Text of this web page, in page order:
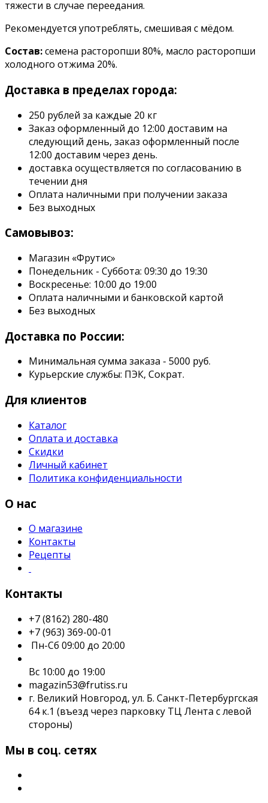
тяжести в случае переедания.
Рекомендуется употреблять, смешивая с мёдом.
Состав:семена расторопши 80%, масло расторопши
холодного отжима 20%.
Доставка в пределах города:
250 рублей за каждые 20 кг
Заказ оформленный до 12:00 доставим на
следующий день, заказ оформленный после
12:00 доставим через день.
доставка осуществляется по согласованию в
течении дня
Оплата наличными при получении заказа
Без выходных
Самовывоз:
Магазин «Фрутис»
Понедельник - Суббота: 09:30 до 19:30
Воскресенье: 10:00 до 19:00
Оплата наличными и банковской картой
Без выходных
Доставка по России:
Минимальная сумма заказа - 5000 руб.
Курьерские службы: ПЭК, Сократ.
Для клиентов
Каталог
Оплата и доставка
Скидки
Личный кабинет
Политика конфиденциальности
О нас
О магазине
Контакты
Рецепты
Контакты
+7 (8162) 280-480
+7 (963) 369-00-01
Пн-Сб 09:00 до 20:00
Вс 10:00 до 19:00
magazin53@frutiss.ru
г. Великий Новгород, ул. Б. Санкт-Петербургская
64 к.1 (въезд через парковку ТЦ Лента с левой
стороны)
Мы в соц. сетях